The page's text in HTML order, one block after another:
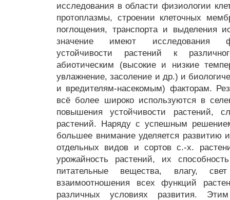
исследования в области физиологии
протоплазмы, строении клеточных
поглощения, транспорта и выделения
значение имеют исследования
устойчивости растений к
абиотическим (высокие и низкие
увлажнение, засоление и др.) и
и вредителям-насекомым) факторам.
всё более широко используются в
повышения устойчивости растений,
растений. Наряду с успешным
большее внимание уделяется развитию
отдельных видов и сортов с.-х.
урожайность растений, их
питательные вещества, влагу,
взаимоотношения всех функций
различных условиях развития.